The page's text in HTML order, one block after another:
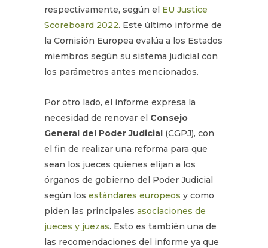
respectivamente, según el EU Justice
Scoreboard 2022. Este último informe de
la Comisión Europea evalúa a los Estados
miembros según su sistema judicial con
los parámetros antes mencionados.
Por otro lado, el informe expresa la
necesidad de renovar el Consejo
General del Poder Judicial (CGPJ), con
el fin de realizar una reforma para que
sean los jueces quienes elijan a los
órganos de gobierno del Poder Judicial
según los estándares europeos y como
piden las principales asociaciones de
jueces y juezas. Esto es también una de
las recomendaciones del informe ya que